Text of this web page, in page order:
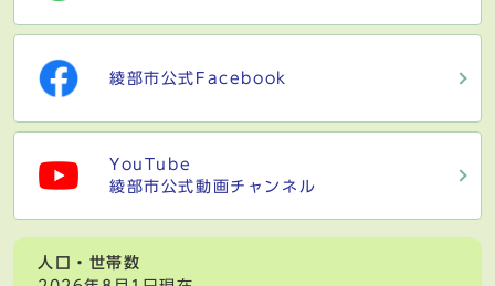
綾部市公式Facebook
YouTube
綾部市公式動画チャンネル
人口・世帯数